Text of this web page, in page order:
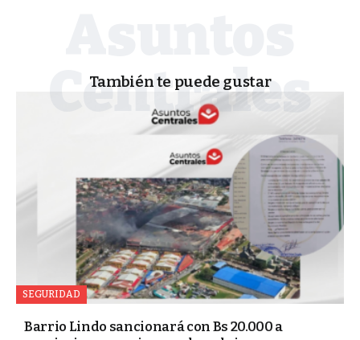
También te puede gustar
SEGURIDAD
Barrio Lindo sancionará con Bs 20.000 a